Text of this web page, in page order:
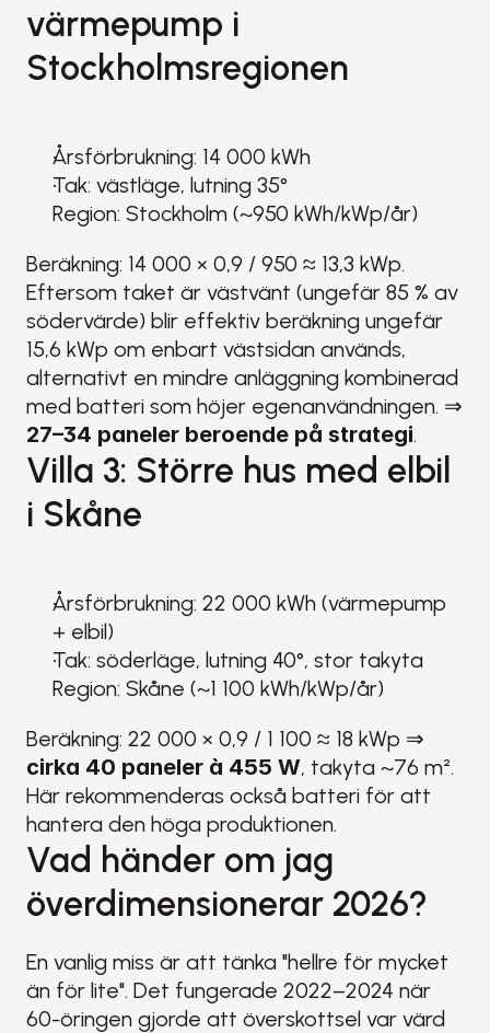
värmepump i
Stockholmsregionen
Årsförbrukning: 14 000 kWh
Tak: västläge, lutning 35°
Region: Stockholm (~950 kWh/kWp/år)
Beräkning: 14 000 × 0,9 / 950 ≈ 13,3 kWp.
Eftersom taket är västvänt (ungefär 85 % av
södervärde) blir effektiv beräkning ungefär
15,6 kWp om enbart västsidan används,
alternativt en mindre anläggning kombinerad
27–34 paneler beroende på strategi.
Villa 3: Större hus med elbil
i Skåne
Årsförbrukning: 22 000 kWh (värmepump
+ elbil)
Tak: söderläge, lutning 40°, stor takyta
Region: Skåne (~1 100 kWh/kWp/år)
cirka 40 paneler à 455 W, takyta ~76 m².
Här rekommenderas också batteri för att
hantera den höga produktionen.
Vad händer om jag
överdimensionerar 2026?
En vanlig miss är att tänka "hellre för mycket
än för lite". Det fungerade 2022–2024 när
60-öringen gjorde att överskottsel var värd